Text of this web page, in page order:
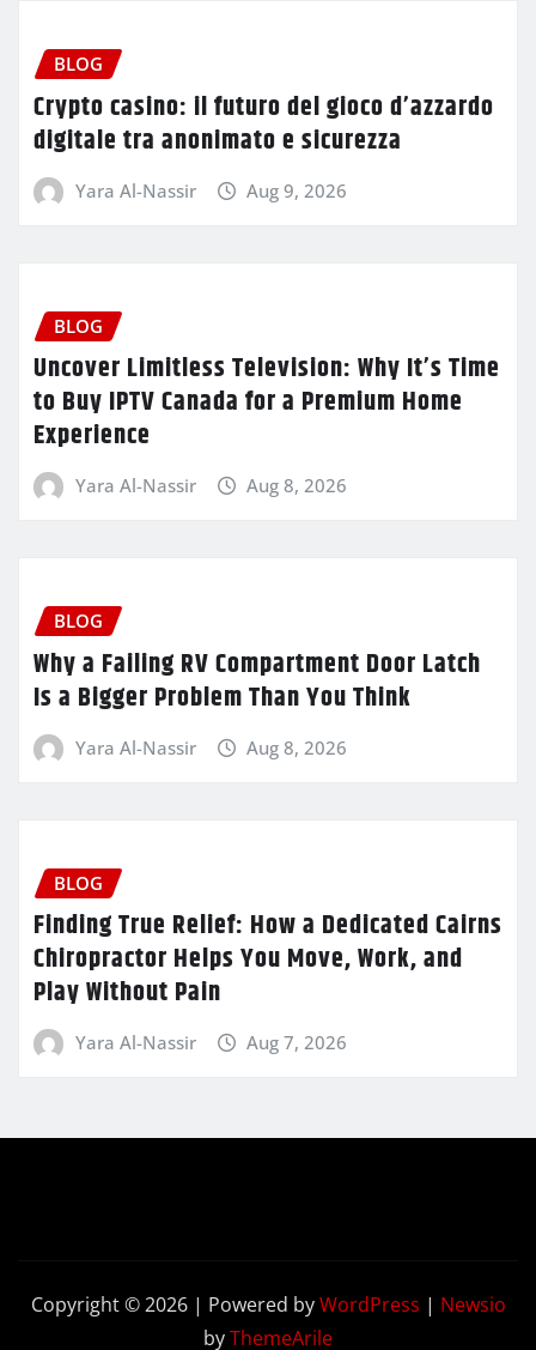
BLOG
Crypto casino: il futuro del gioco d’azzardo
digitale tra anonimato e sicurezza
Yara Al-Nassir Aug 9, 2026
BLOG
Uncover Limitless Television: Why It’s Time
to Buy IPTV Canada for a Premium Home
Experience
Yara Al-Nassir Aug 8, 2026
BLOG
Why a Failing RV Compartment Door Latch
Is a Bigger Problem Than You Think
Yara Al-Nassir Aug 8, 2026
BLOG
Finding True Relief: How a Dedicated Cairns
Chiropractor Helps You Move, Work, and
Play Without Pain
Yara Al-Nassir Aug 7, 2026
Copyright © 2026 | Powered byWordPress | Newsio
byThemeArile